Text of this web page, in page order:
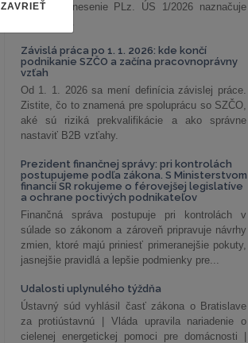
celkov. Uznesenie PLz. ÚS 1/2026 naznačuje
odklon od...
Závislá práca po 1. 1. 2026: kde končí
podnikanie SZČO a začína pracovnoprávny
vzťah
Od 1. 1. 2026 sa mení definícia závislej práce.
Zistite, čo to znamená pre spoluprácu so SZČO,
aké sú riziká prekvalifikácie a ako správne
nastaviť B2B vzťahy.
Prezident finančnej správy: pri kontrolách
postupujeme podľa zákona. S Ministerstvom
financií SR rokujeme o férovejšej legislatíve
a ochrane poctivých podnikateľov
Finančná správa postupuje pri kontrolách v
súlade so zákonom a zároveň pripravuje návrhy
zmien, ktoré majú priniesť primeranejšie pokuty,
jasnejšie pravidlá a lepšie podmienky pre...
Udalosti uplynulého týždňa
Ústavný súd vyhlásil časť zákona o Bratislave
za protiústavnú | Vláda upravila nariadenie o
cielenej energetickej pomoci pre domácnosti |
ZAVRIEŤ